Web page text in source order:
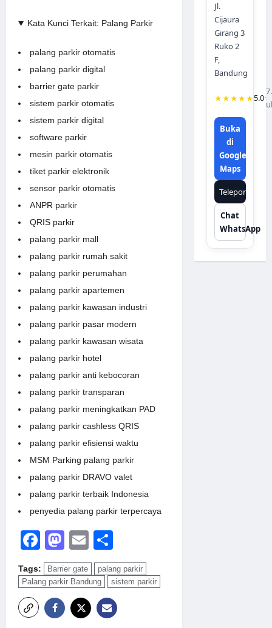
Kata Kunci Terkait: Palang Parkir
palang parkir otomatis
palang parkir digital
barrier gate parkir
sistem parkir otomatis
sistem parkir digital
software parkir
mesin parkir otomatis
tiket parkir elektronik
sensor parkir otomatis
ANPR parkir
QRIS parkir
palang parkir mall
palang parkir rumah sakit
palang parkir perumahan
palang parkir apartemen
palang parkir kawasan industri
palang parkir pasar modern
palang parkir kawasan wisata
palang parkir hotel
palang parkir anti kebocoran
palang parkir transparan
palang parkir meningkatkan PAD
palang parkir cashless QRIS
palang parkir efisiensi waktu
MSM Parking palang parkir
palang parkir DRAVO valet
palang parkir terbaik Indonesia
penyedia palang parkir terpercaya
Facebook
Mastodon
Email
Tags: Barrier gate
palang parkir
Palang parkir Bandung
sistem parkir
Jl.
Cijaura
Girang 3
Ruko 2
F,
Bandung
★★★★★5.0·
Buka
di
Google
Maps
Telepon
Chat
WhatsApp